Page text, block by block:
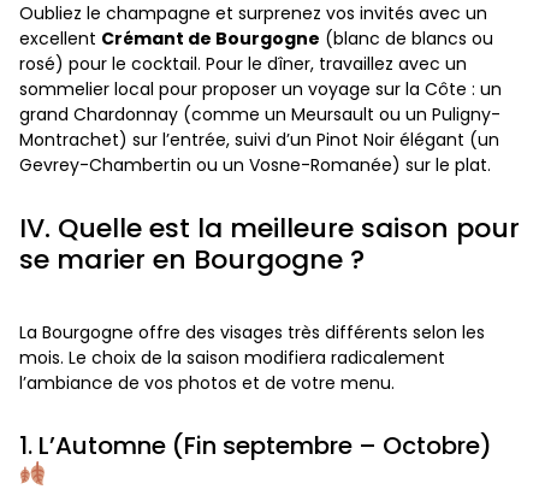
Oubliez le champagne et surprenez vos invités avec un
excellent Crémant de Bourgogne (blanc de blancs ou
rosé) pour le cocktail. Pour le dîner, travaillez avec un
sommelier local pour proposer un voyage sur la Côte : un
grand Chardonnay (comme un Meursault ou un Puligny-
Montrachet) sur l’entrée, suivi d’un Pinot Noir élégant (un
Gevrey-Chambertin ou un Vosne-Romanée) sur le plat.
IV. Quelle est la meilleure saison pour
se marier en Bourgogne ?
La Bourgogne offre des visages très différents selon les
mois. Le choix de la saison modifiera radicalement
l’ambiance de vos photos et de votre menu.
1. L’Automne (Fin septembre – Octobre)